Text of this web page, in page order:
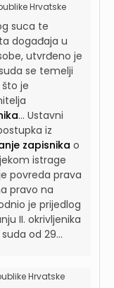
Hrvatske
suca te
događaja u
utvrđeno je
se temelji
je
... Ustavni
iz
zapisnika o
istrage
povreda prava
pravo na
je prijedlog
II. okrivljenika
od 29...
Hrvatske